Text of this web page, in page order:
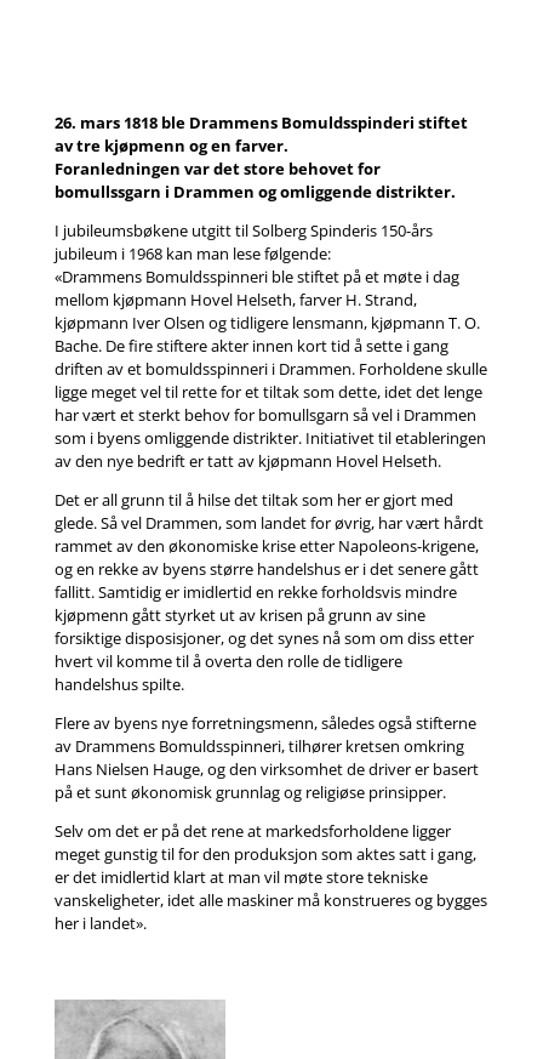
26. mars 1818 ble Drammens Bomuldsspinderi stiftet
av tre kjøpmenn og en farver.
Foranledningen var det store behovet for
bomullssgarn i Drammen og omliggende distrikter.
I jubileumsbøkene utgitt til Solberg Spinderis 150-års
jubileum i 1968 kan man lese følgende:
«Drammens Bomuldsspinneri ble stiftet på et møte i dag
mellom kjøpmann Hovel Helseth, farver H. Strand,
kjøpmann Iver Olsen og tidligere lensmann, kjøpmann T. O.
Bache. De fire stiftere akter innen kort tid å sette i gang
driften av et bomuldsspinneri i Drammen. Forholdene skulle
ligge meget vel til rette for et tiltak som dette, idet det lenge
har vært et sterkt behov for bomullsgarn så vel i Drammen
som i byens omliggende distrikter. Initiativet til etableringen
av den nye bedrift er tatt av kjøpmann Hovel Helseth.
Det er all grunn til å hilse det tiltak som her er gjort med
glede. Så vel Drammen, som landet for øvrig, har vært hårdt
rammet av den økonomiske krise etter Napoleons-krigene,
og en rekke av byens større handelshus er i det senere gått
fallitt. Samtidig er imidlertid en rekke forholdsvis mindre
kjøpmenn gått styrket ut av krisen på grunn av sine
forsiktige disposisjoner, og det synes nå som om diss etter
hvert vil komme til å overta den rolle de tidligere
handelshus spilte.
Flere av byens nye forretningsmenn, således også stifterne
av Drammens Bomuldsspinneri, tilhører kretsen omkring
Hans Nielsen Hauge, og den virksomhet de driver er basert
på et sunt økonomisk grunnlag og religiøse prinsipper.
Selv om det er på det rene at markedsforholdene ligger
meget gunstig til for den produksjon som aktes satt i gang,
er det imidlertid klart at man vil møte store tekniske
vanskeligheter, idet alle maskiner må konstrueres og bygges
her i landet».